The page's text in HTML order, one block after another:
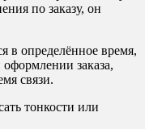
по заказу, он
в определённое время,
заказа,
связи.
тонкости или